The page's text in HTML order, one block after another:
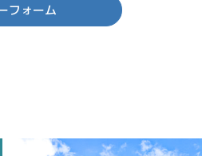
フォーム